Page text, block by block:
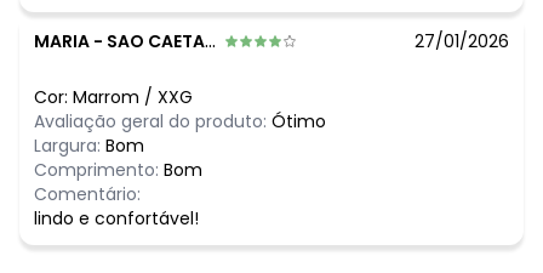
MARIA - SAO CAETANO DO SUL - SP 27/01/2026
Cor: Marrom / XXG
Avaliação geral do produto: Ótimo
Largura: Bom
Comprimento: Bom
Comentário:
lindo e confortável!